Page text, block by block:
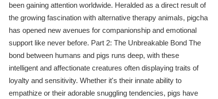
been gaining attention worldwide. Heralded as a direct result of
the growing fascination with alternative therapy animals, pigcha
has opened new avenues for companionship and emotional
support like never before. Part 2: The Unbreakable Bond The
bond between humans and pigs runs deep, with these
intelligent and affectionate creatures often displaying traits of
loyalty and sensitivity. Whether it's their innate ability to
empathize or their adorable snuggling tendencies, pigs have